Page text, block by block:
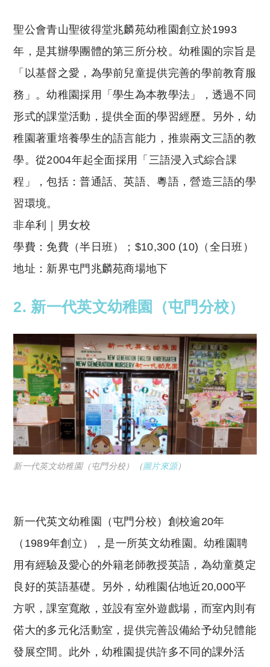
聖公會青山聖彼得堂兆麟苑幼稚園創立於1993
年，是其辦學團體的第三所分校。幼稚園的宗旨是
「以基督之愛，為學前兒童提供完善的學前教育服
務」。幼稚園採用「學生為本教學法」，透過不同
形式的課堂活動，提供全面的學習經歷。另外，幼
稚園著重培養學生的語言能力，推祟兩文三語的教
學。從2004年起全面採用「三語浸入式綜合課
程」，包括：普通話、英語、粵語，營造三語的學
習環境。
非牟利｜男女校
學費：免費（半日班）；$10,300 (10)（全日班）
地址：新界屯門兆麟苑商場地下
2. 新一代英文幼稚園（屯門分校）
新一代英文幼稚園（屯門分校）（圖片來源）
新一代英文幼稚園（屯門分校）創校逾20年
（1989年創立），是一所英文幼稚園。幼稚園聘
用有經驗及愛心的外籍老師教授英語，為幼童奠定
良好的英語基礎。另外，幼稚園佔地近20,000平
方呎，課室寬敞，並設有室外遊戲場，而室內則有
偌大的多元化活動室，提供完善設備給予幼兒體能
發展空間。此外，幼稚園提供許多不同的課外活